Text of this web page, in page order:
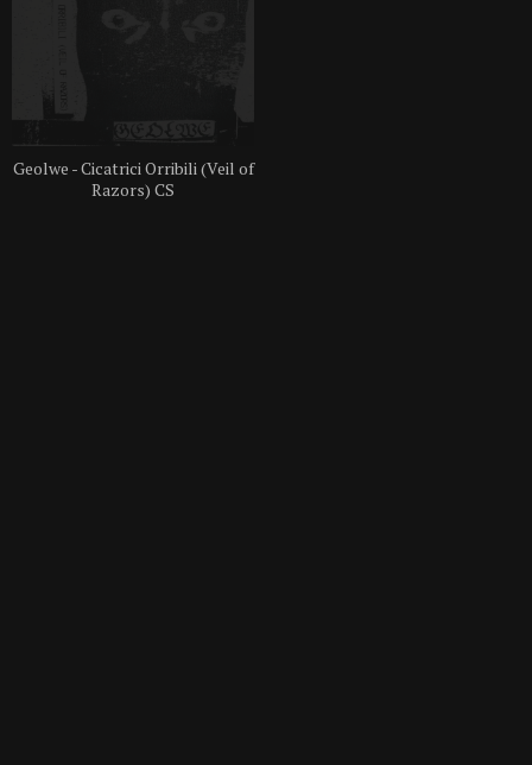
Geolwe - Cicatrici Orribili (Veil of
Razors) CS